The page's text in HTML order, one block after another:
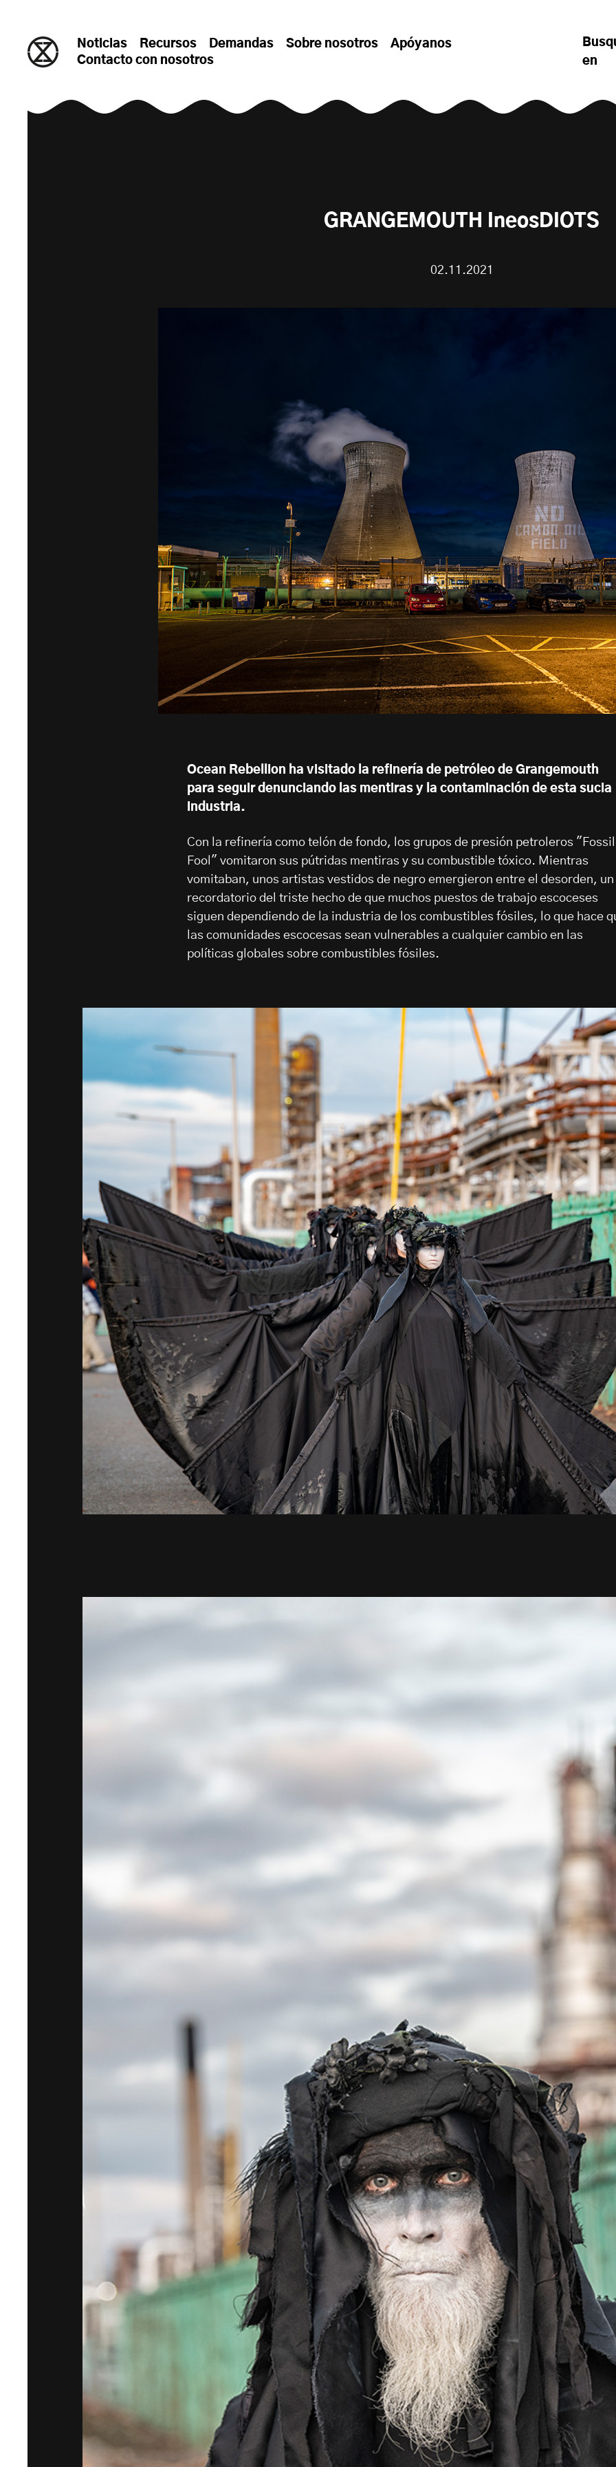
Noticias Recursos Demandas Sobre nosotros
Apóyanos
Contacto con nosotros
en
GRANGEMOUTH IneosDIOTS
02.11.2021
Ocean Rebellion ha visitado la refinería de petróleo de Grangemouth
para seguir denunciando las mentiras y la contaminación de esta sucia
industria.
Con la refinería como telón de fondo, los grupos de presión petroleros "Fossil
Fool" vomitaron sus pútridas mentiras y su combustible tóxico. Mientras
vomitaban, unos artistas vestidos de negro emergieron entre el desorden, un
recordatorio del triste hecho de que muchos puestos de trabajo escoceses
siguen dependiendo de la industria de los combustibles fósiles, lo que hace
las comunidades escocesas sean vulnerables a cualquier cambio en las
políticas globales sobre combustibles fósiles.